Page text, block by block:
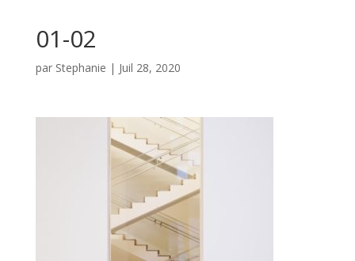
01-02
par Stephanie | Juil 28, 2020